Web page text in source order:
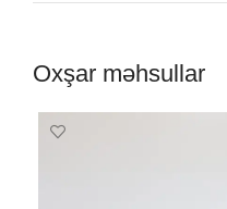
Oxşar məhsullar